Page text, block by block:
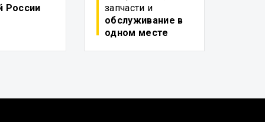
России
запчасти и
обслуживание в
одном месте